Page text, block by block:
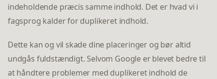
indeholdende præcis samme indhold. Det er hvad vi i
fagsprog kalder for duplikeret indhold.
Dette kan og vil skade dine placeringer og bør altid
undgås fuldstændigt. Selvom Google er blevet bedre til
at håndtere problemer med duplikeret indhold de